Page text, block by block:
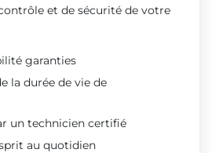
et de sécurité de votre
garanties
la durée de vie de
un technicien certifié
au quotidien